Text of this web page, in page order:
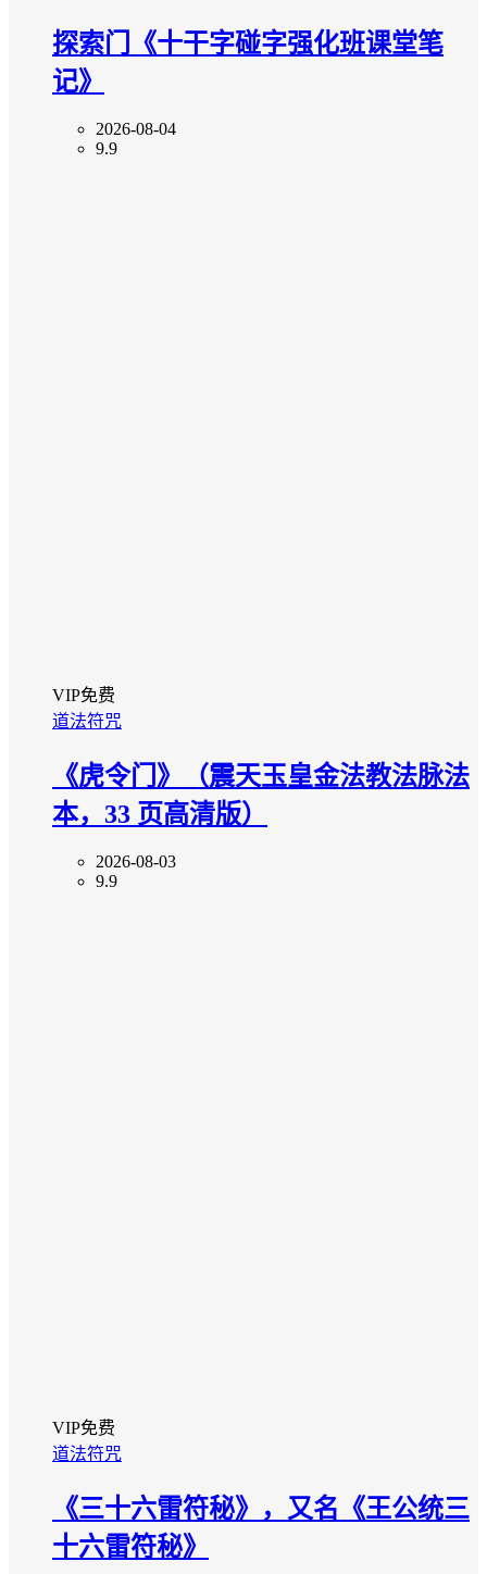
探索门《十干字碰字强化班课堂笔
记》
2026-08-04
9.9
VIP免费
道法符咒
《虎令门》（震天玉皇金法教法脉法
本，33 页高清版）
2026-08-03
9.9
VIP免费
道法符咒
《三十六雷符秘》，又名《王公统三
十六雷符秘》